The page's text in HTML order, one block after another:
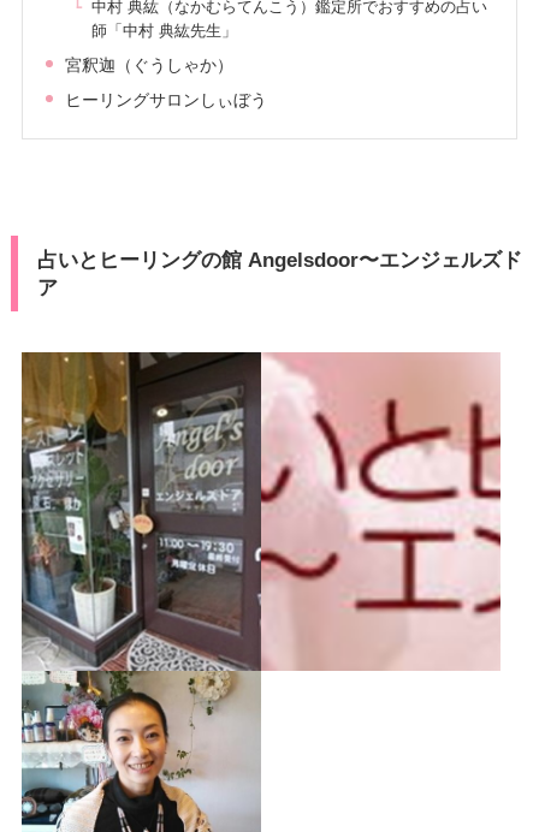
中村 典紘（なかむらてんこう）鑑定所でおすすめの占い
師「中村 典紘先生」
宮釈迦（ぐうしゃか）
ヒーリングサロンしぃぼう
占いとヒーリングの館 Angelsdoor〜エンジェルズド
ア